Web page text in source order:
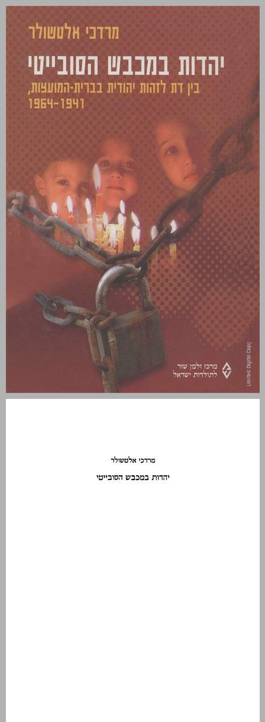
יהדות במכבש הסובייטי ... 0